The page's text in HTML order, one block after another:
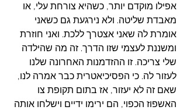
אפילו מוקדם יותר, כשהיא צורחת עלי, או
מאבדת שליטה. ולא נירגעת גם כשאני
אומרת לה שאני אצטרך ללכת. ואני חוזרת
ומשננת לעצמי שזו הדרך. זה מה שהילדה
שלי צריכה. זו ההזדמנות האחרונה שלנו
לעזור לה. כי הפסיכיאטרית כבר אמרה לנו,
שאם זה לא יעזור, אז בתום תקופת צו
האשפוז הכפוי, הם ירימו ידיים וישלחו אותה